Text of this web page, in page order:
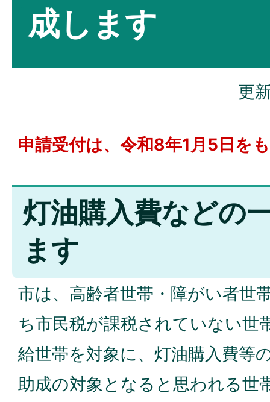
成します
更
申請受付は、令和8年1月5日を
灯油購入費などの
ます
市は、高齢者世帯・障がい者世
ち市民税が課税されていない世
給世帯を対象に、灯油購入費等
助成の対象となると思われる世